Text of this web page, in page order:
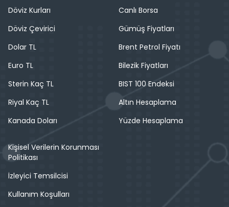
Döviz Kurları
Döviz Çevirici
Dolar TL
Euro TL
Sterin Kaç TL
Riyal Kaç TL
Kanada Doları
Canlı Borsa
Gümüş Fiyatları
Brent Petrol Fiyatı
Bilezik Fiyatları
BIST 100 Endeksi
Altın Hesaplama
Yüzde Hesaplama
Kişisel Verilerin Korunması
Politikası
İzleyici Temsilcisi
Kullanım Koşulları